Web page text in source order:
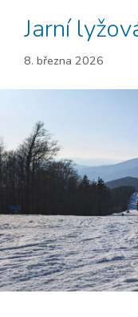
Jarní
8. března 2026